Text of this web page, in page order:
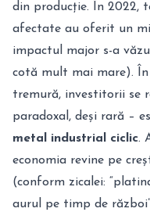
din producție. În 2022,
afectate au oferit un
impactul major s-a
cotă mult mai mare). În
tremură, investitorii se
paradoxal, deși rară –
metal industrial ciclic.
economia revine pe
(conform zicalei:
aurul pe timp de